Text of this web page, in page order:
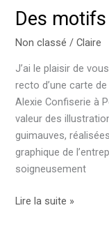
l’été
2024
Des
Non classé /Claire
J’ai le plaisir de
recto d’une carte
Alexie Confiserie à
valeur des
guimauves,
graphique de
soigneusement
Des
Lire la suite »